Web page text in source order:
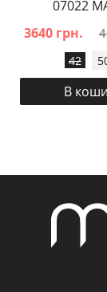
07022
3640 грн.
42
В